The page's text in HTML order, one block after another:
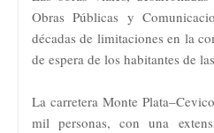
Obras Públicas y
décadas de limitaciones en la
de espera de los habitantes de
La carretera Monte
mil personas, con una